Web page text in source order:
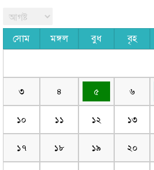
সোম মঙ্গল বুধ বৃহ
৩ ৪ ৫ ৬
১০ ১১ ১২ ১৩
১৭ ১৮ ১৯ ২০